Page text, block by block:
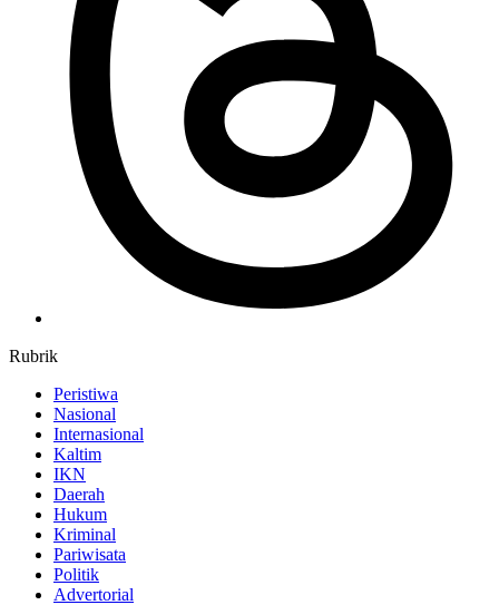
Rubrik
Peristiwa
Nasional
Internasional
Kaltim
IKN
Daerah
Hukum
Kriminal
Pariwisata
Politik
Advertorial